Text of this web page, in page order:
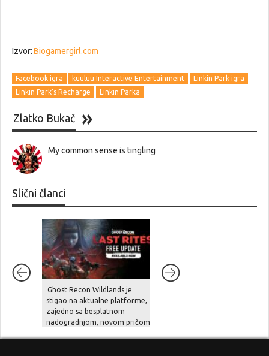
Izvor:Biogamergirl.com
Facebook igra kuuluu Interactive Entertainment
Linkin Park igra
Linkin Park's Recharge
Linkin Parka
Zlatko Bukač
My common sense is tingling
Slični članci
Ghost Recon Wildlands je
stigao na aktualne platforme,
zajedno sa besplatnom
nadogradnjom, novom pričom